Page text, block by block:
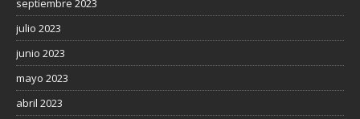
septiembre 2023
julio 2023
junio 2023
mayo 2023
abril 2023